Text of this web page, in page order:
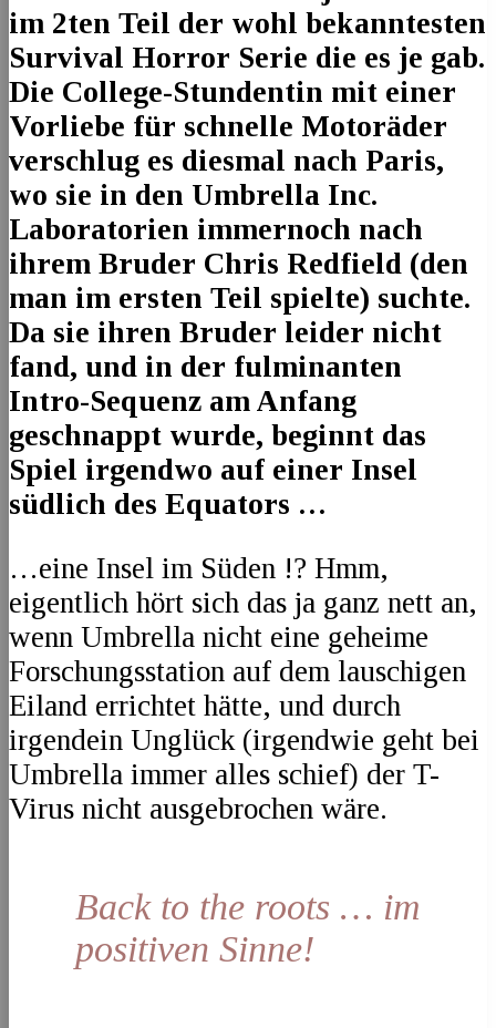
im 2ten Teil der wohl bekanntesten
Survival Horror Serie die es je gab.
Die College-Stundentin mit einer
Vorliebe für schnelle Motoräder
verschlug es diesmal nach Paris,
wo sie in den Umbrella Inc.
Laboratorien immernoch nach
ihrem Bruder Chris Redfield (den
man im ersten Teil spielte) suchte.
Da sie ihren Bruder leider nicht
fand, und in der fulminanten
Intro-Sequenz am Anfang
geschnappt wurde, beginnt das
Spiel irgendwo auf einer Insel
südlich des Equators …
…eine Insel im Süden !? Hmm,
eigentlich hört sich das ja ganz nett an,
wenn Umbrella nicht eine geheime
Forschungsstation auf dem lauschigen
Eiland errichtet hätte, und durch
irgendein Unglück (irgendwie geht bei
Umbrella immer alles schief) der T-
Virus nicht ausgebrochen wäre.
Back to the roots … im
positiven Sinne!